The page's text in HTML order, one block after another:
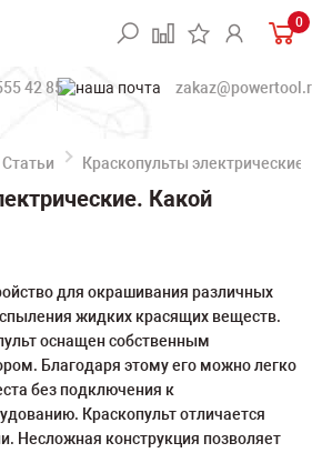
0
42 85
Статьи Краскопульты
Какой
для окрашивания различных
жидких красящих веществ.
оснащен собственным
Благодаря этому его можно легко
без подключения к
Краскопульт отличается
Несложная конструкция позволяет